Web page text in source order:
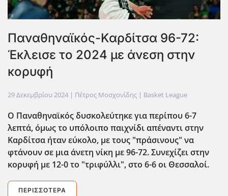
Παναθηναϊκός-Καρδίτσα 96-72:
Έκλεισε το 2024 με άνεση στην
κορυφή
29 Δεκεμβρίου 2024 | Πέτρος Μοσχονίδης | Basket League
Ο Παναθηναϊκός δυσκολεύτηκε για περίπου 6-7
λεπτά, όμως το υπόλοιπο παιχνίδι απέναντι στην
Καρδίτσα ήταν εύκολο, με τους "πράσινους" να
φτάνουν σε μια άνετη νίκη με 96-72. Συνεχίζει στην
κορυφή με 12-0 το "τριφύλλι", στο 6-6 οι Θεσσαλοί.
ΠΕΡΙΣΣΌΤΕΡΑ